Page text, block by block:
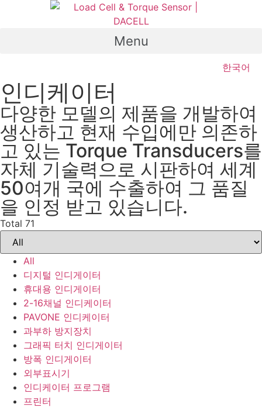
Menu
한국어
인디케이터
다양한 모델의 제품을 개발하여
생산하고 현재 수입에만 의존하
고 있는 Torque Transducers를
자체 기술력으로 시판하여 세계
50여개 국에 수출하여 그 품질
을 인정 받고 있습니다.
Total 71
All
디지털 인디게이터
휴대용 인디게이터
2-16채널 인디케이터
PAVONE 인디케이터
과부하 방지장치
그래픽 터치 인디게이터
방폭 인디게이터
외부표시기
인디케이터 프로그램
프린터